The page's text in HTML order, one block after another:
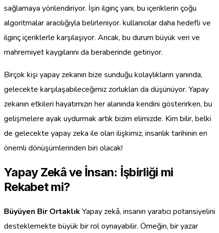
sağlamaya yönlendiriyor. İşin ilginç yanı, bu içeriklerin çoğu
algoritmalar aracılığıyla belirleniyor. kullanıcılar daha hedefli ve
ilginç içeriklerle karşılaşıyor. Ancak, bu durum büyük veri ve
mahremiyet kaygılarını da beraberinde getiriyor.
Birçok kişi yapay zekanın bize sunduğu kolaylıkların yanında,
gelecekte karşılaşabileceğimiz zorlukları da düşünüyor. Yapay
zekanın etkileri hayatımızın her alanında kendini gösterirken, bu
gelişmelere ayak uydurmak artık bizim elimizde. Kim bilir, belki
de gelecekte yapay zeka ile olan ilişkimiz, insanlık tarihinin en
önemli dönüşümlerinden biri olacak!
Yapay Zekâ ve İnsan: İşbirliği mi
Rekabet mi?
Büyüyen Bir Ortaklık Yapay zekâ, insanın yaratıcı potansiyelini
desteklemekte büyük bir rol oynayabilir. Örneğin, bir yazar